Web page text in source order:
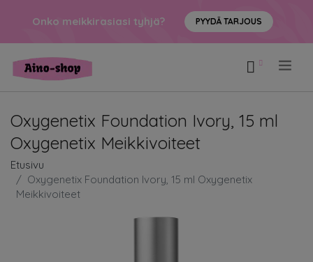
Onko meikkirasiasi tyhjä? PYYDÄ TARJOUS
Oxygenetix Foundation Ivory, 15 ml
Oxygenetix Meikkivoiteet
Etusivu
Oxygenetix Foundation Ivory, 15 ml Oxygenetix
Meikkivoiteet